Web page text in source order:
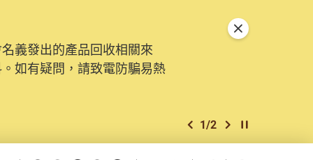
義發出的產品回收相關來
如有疑問，請致電防騙易熱
。由2025年11月10日起，
訴、查詢及建議。所有提交
上一個
2/2 下一個開始/暫停幻燈
關閉特別通告